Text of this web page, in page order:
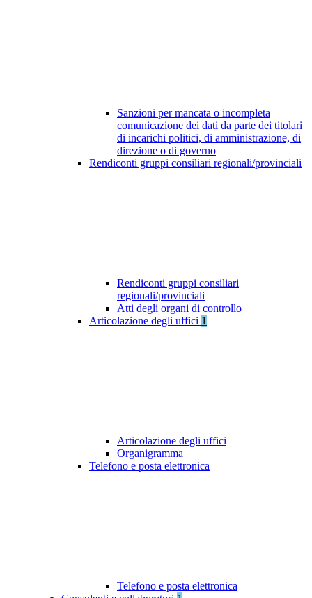
Sanzioni per mancata o incompleta
comunicazione dei dati da parte dei titolari
di incarichi politici, di amministrazione, di
direzione o di governo
Rendiconti gruppi consiliari regionali/provinciali
Rendiconti gruppi consiliari
regionali/provinciali
Atti degli organi di controllo
Articolazione degli uffici 1
Articolazione degli uffici
Organigramma
Telefono e posta elettronica
Telefono e posta elettronica